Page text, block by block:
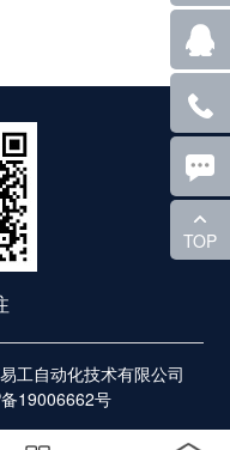
工自动化技术有限公司
19006662号
TOP